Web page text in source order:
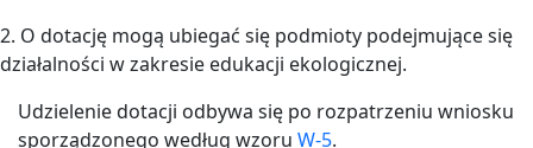
2. O dotację mogą ubiegać się podmioty podejmujące się
działalności w zakresie edukacji ekologicznej.
Udzielenie dotacji odbywa się po rozpatrzeniu wniosku
sporządzonego według wzoru W-5.